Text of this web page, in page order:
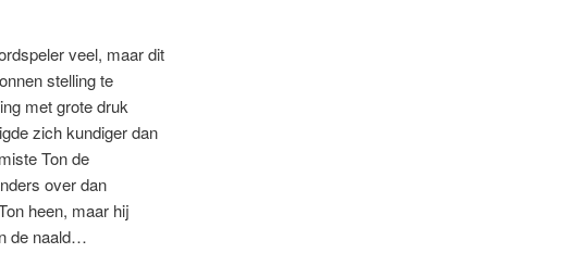
veel, maar dit
stelling te
met grote druk
zich kundiger dan
Ton de
over dan
heen, maar hij
de naald…